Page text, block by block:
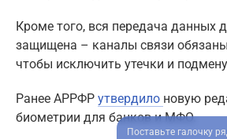
Кроме того, вся передача данных
защищена – каналы связи
чтобы исключить утечки и
Ранее АРРФР утвердило новую
биометрии для банков и МФО.
Поставьте галочку